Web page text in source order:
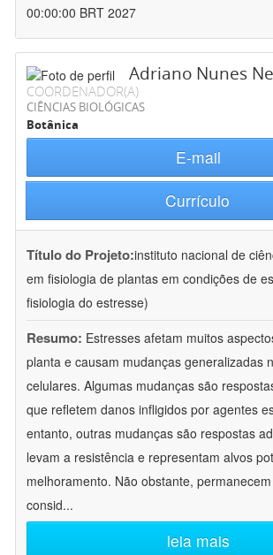
00:00:00 BRT 2027
Adriano Nunes
COORDENADOR(A)
CIÊNCIAS BIOLÓGICAS
Botânica
E-mail
Currículo
Título do Projeto:instituto nacional de
em fisiologia de plantas em condições de
fisiologia do estresse)
Resumo: Estresses afetam muitos
planta e causam mudanças generalizadas
celulares. Algumas mudanças são
que refletem danos infligidos por agentes
entanto, outras mudanças são respostas
levam a resistência e representam alvos
melhoramento. Não obstante,
consid...
leia mais